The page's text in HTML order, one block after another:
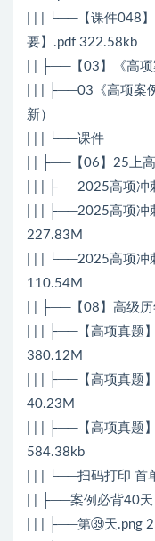
| | | └──【课件048
要】.pdf 322.58kb
| | ├──【03】《高项
| | | ├──03《高项案
新）
| | | └──课件
| | ├──【06】25上
| | | ├──2025高项
| | | ├──2025高项
227.83M
| | | └──2025高项
110.54M
| | ├──【08】高级历
| | | ├──【高项真题
380.12M
| | | ├──【高项真题
40.23M
| | | ├──【高项真题
584.38kb
| | | └──扫码打印 首
| | ├──案例必背40天
| | | ├──第㊴天.png